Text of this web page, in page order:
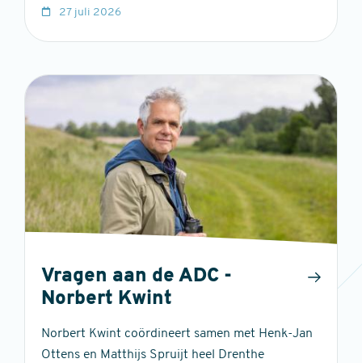
27 juli 2026
Vragen aan de ADC -
Norbert Kwint
Norbert Kwint coördineert samen met Henk-Jan
Ottens en Matthijs Spruijt heel Drenthe